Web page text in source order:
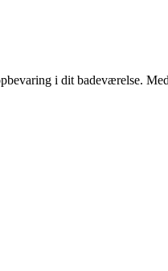
i dit badeværelse.